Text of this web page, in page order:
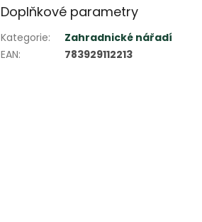
Doplňkové parametry
Kategorie:
Zahradnické nářadí
EAN: 783929112213